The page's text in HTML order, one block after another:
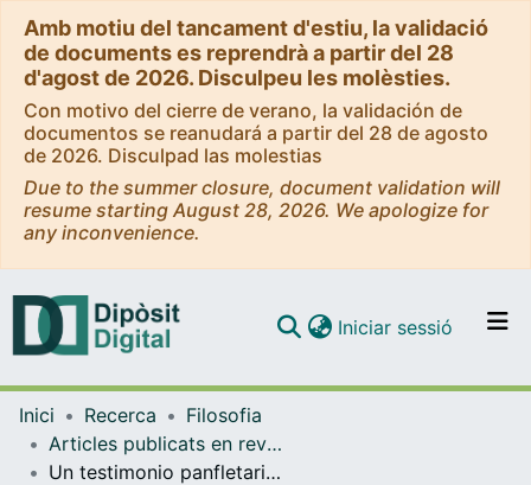
Amb motiu del tancament d'estiu, la validació
de documents es reprendrà a partir del 28
d'agost de 2026. Disculpeu les molèsties.
Con motivo del cierre de verano, la validación de
documentos se reanudará a partir del 28 de agosto
de 2026. Disculpad las molestias
Due to the summer closure, document validation will
resume starting August 28, 2026. We apologize for
any inconvenience.
Navega per tot el DD
Com publicar
Iniciar sessió (current)
Inici Recerca
Filosofia
Articles publicats en revistes (Filosofia)
Un testimonio panfletario. Las dimensiones lingüísticas de El instante